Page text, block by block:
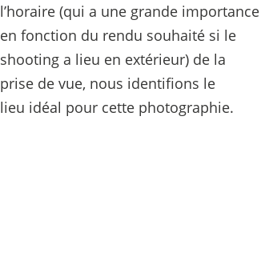
l’horaire (qui a une grande importance
en fonction du rendu souhaité si le
shooting a lieu en extérieur) de la
prise de vue, nous identifions le
lieu idéal pour cette photographie.